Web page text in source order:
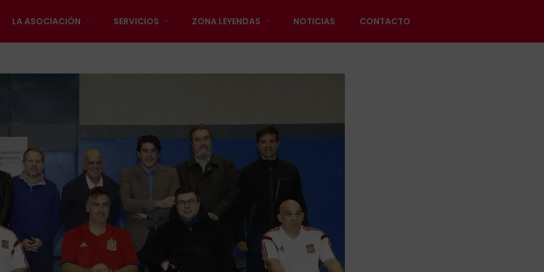
LA ASOCIACIÓN SERVICIOS ZONA LEYENDAS NOTICIAS CONTACTO